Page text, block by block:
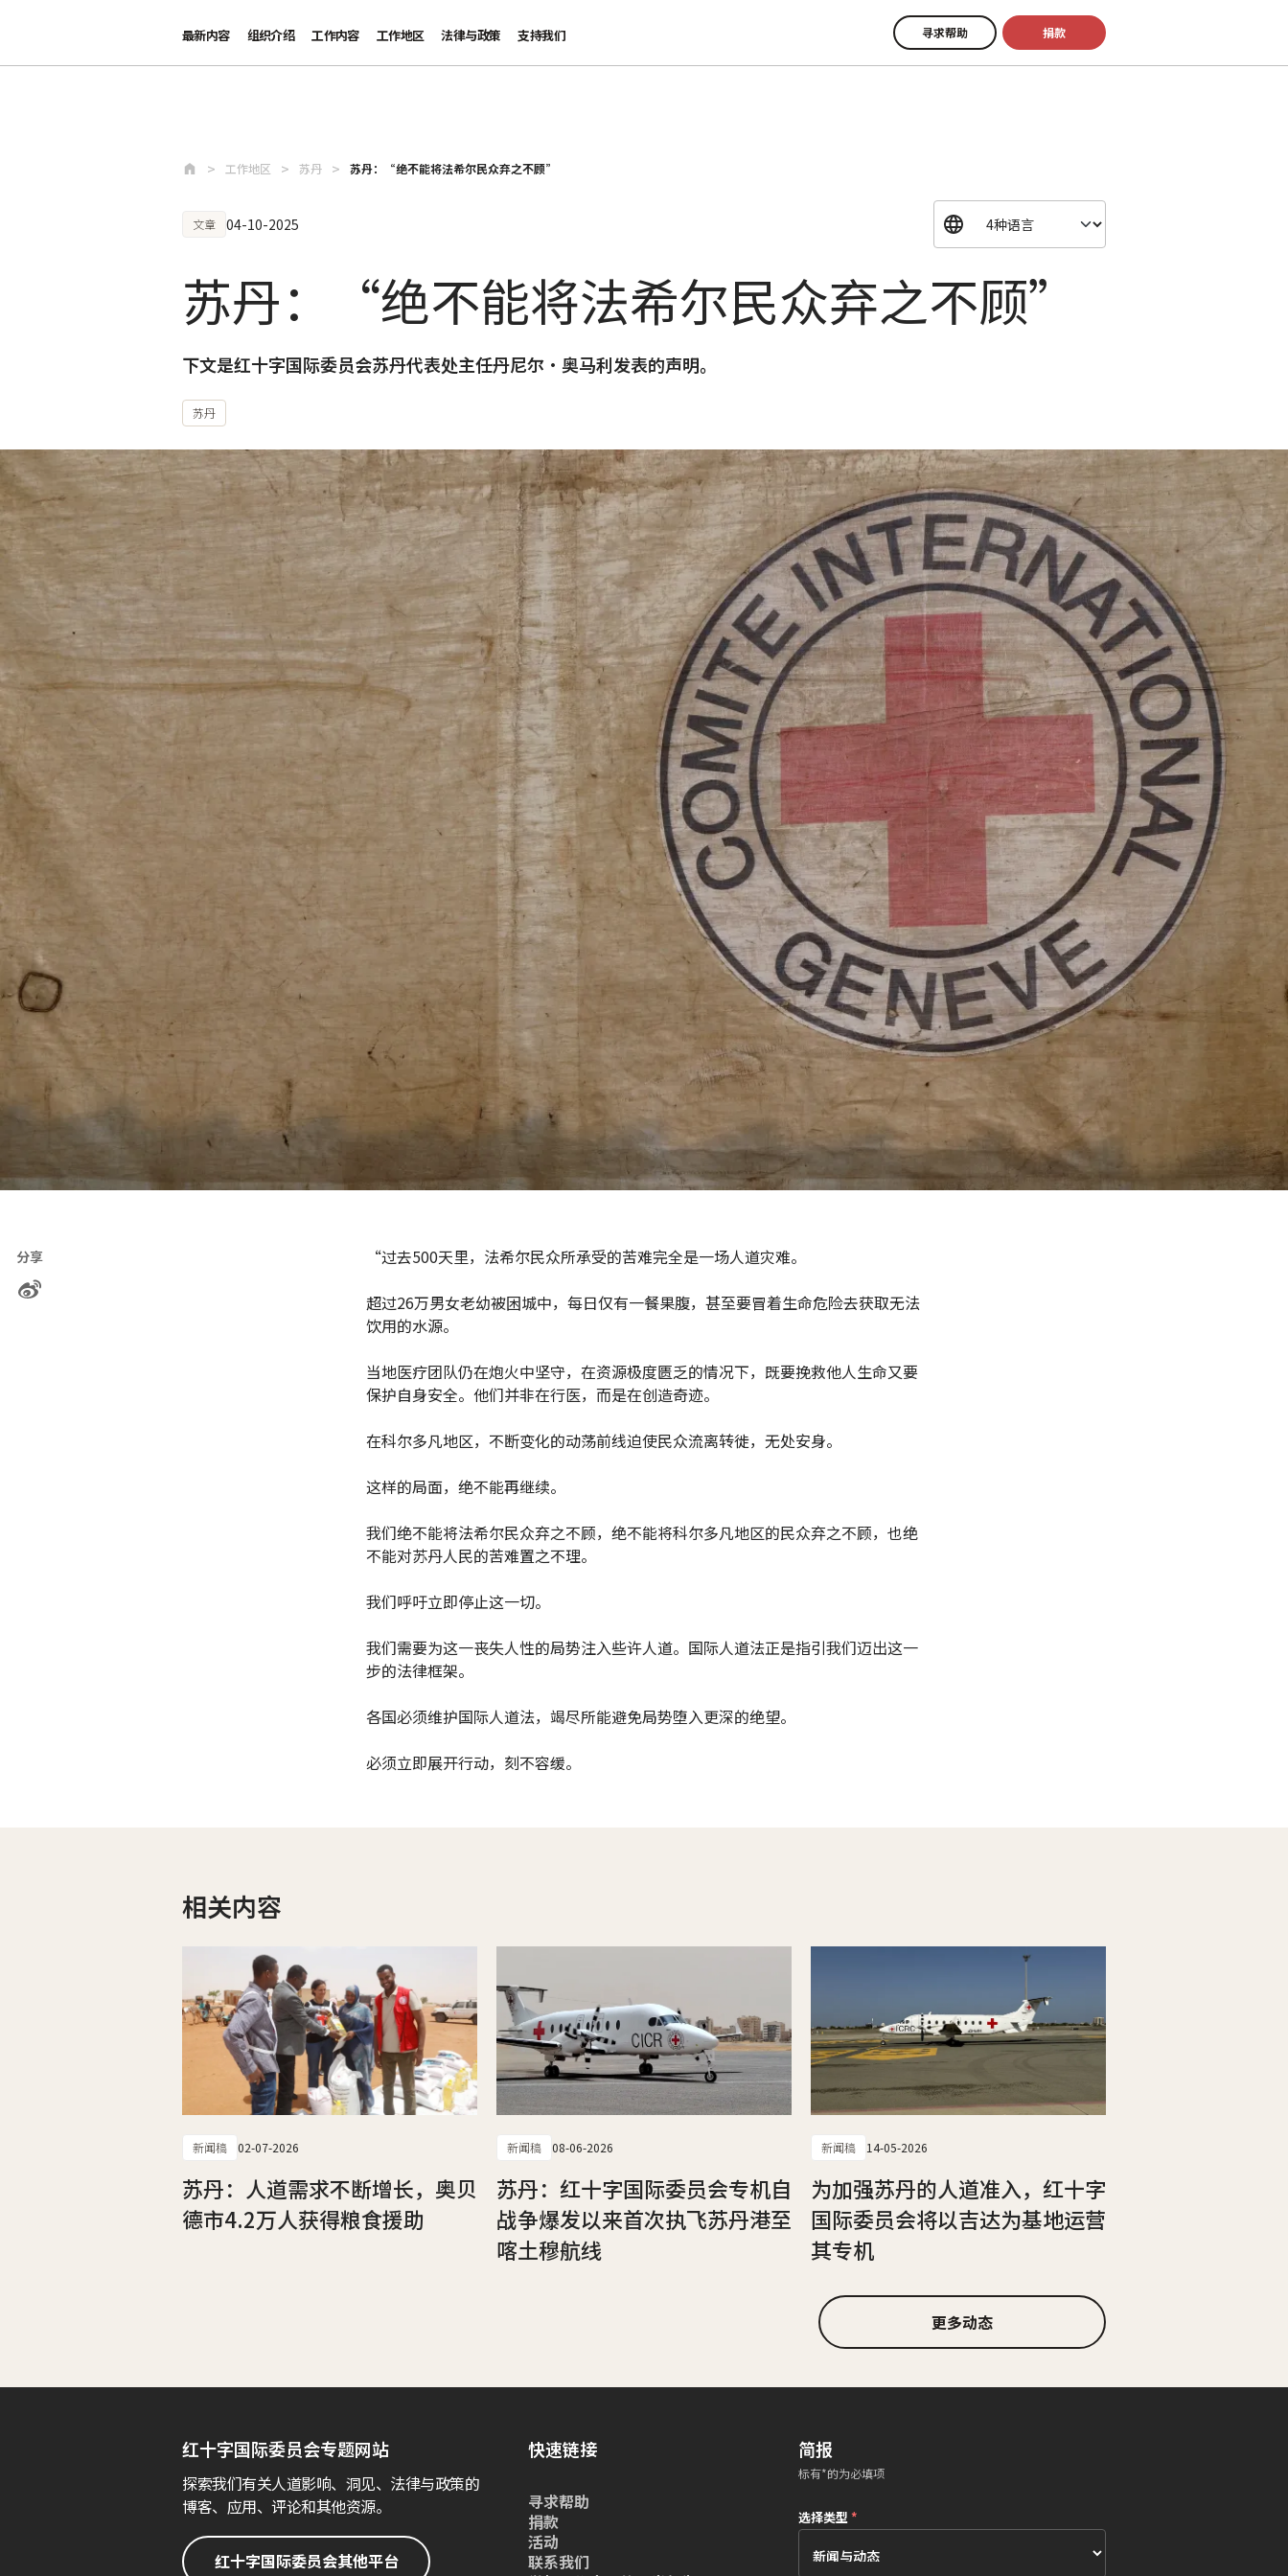
最新内容 组织介绍 工作内容 工作地区 法律与政策 支持我们 寻求帮助 捐款
工作地区 苏丹 苏丹：“绝不能将法希尔民众弃之不顾”
文章 04-10-2025
苏丹：“绝不能将法希尔民众弃之不顾”
下文是红十字国际委员会苏丹代表处主任丹尼尔·奥马利发表的声明。
苏丹
分享
“过去500天里，法希尔民众所承受的苦难完全是一场人道灾难。
超过26万男女老幼被困城中，每日仅有一餐果腹，甚至要冒着生命危险去获取无法
饮用的水源。
当地医疗团队仍在炮火中坚守，在资源极度匮乏的情况下，既要挽救他人生命又要
保护自身安全。他们并非在行医，而是在创造奇迹。
在科尔多凡地区，不断变化的动荡前线迫使民众流离转徙，无处安身。
这样的局面，绝不能再继续。
我们绝不能将法希尔民众弃之不顾，绝不能将科尔多凡地区的民众弃之不顾，也绝
不能对苏丹人民的苦难置之不理。
我们呼吁立即停止这一切。
我们需要为这一丧失人性的局势注入些许人道。国际人道法正是指引我们迈出这一
步的法律框架。
各国必须维护国际人道法，竭尽所能避免局势堕入更深的绝望。
必须立即展开行动，刻不容缓。
相关内容
新闻稿 02-07-2026
苏丹：人道需求不断增长，奥贝
德市4.2万人获得粮食援助
新闻稿 08-06-2026
苏丹：红十字国际委员会专机自
战争爆发以来首次执飞苏丹港至
喀土穆航线
新闻稿 14-05-2026
为加强苏丹的人道准入，红十字
国际委员会将以吉达为基地运营
其专机
更多动态
红十字国际委员会专题网站
探索我们有关人道影响、洞见、法律与政策的
博客、应用、评论和其他资源。
红十字国际委员会其他平台
快速链接
寻求帮助
捐款
活动
联系我们
简报
标有*的为必填项
选择类型*